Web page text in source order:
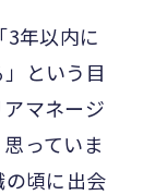
3年以内に
という目
マネージ
っていま
頃に出会